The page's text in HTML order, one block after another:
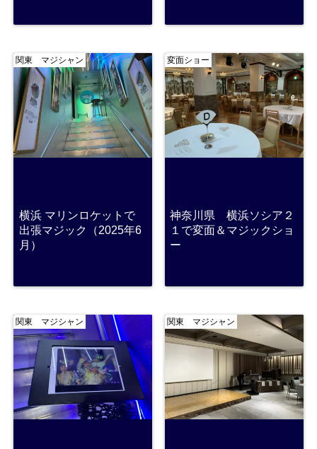
関東 マジシャン
横浜 マリンロケットで
出張マジック（2025年6
月）
変面ショー
神奈川県 横浜ソシア２
１で変面＆マジックショ
ー
関東 マジシャン 関東 マジシャン